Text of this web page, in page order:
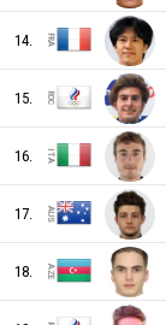
SUI
BUL
14.
15.
16.
17.
18.